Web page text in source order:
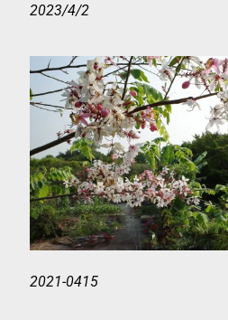
2023/4/2
2021-0415